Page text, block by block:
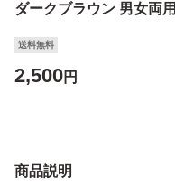
ダークブラウン 男女両用
送料無料
2,500円
商品説明